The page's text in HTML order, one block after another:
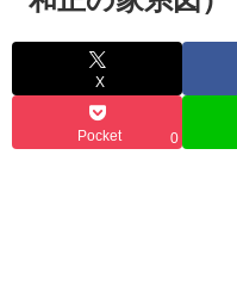
X
Pocket 0